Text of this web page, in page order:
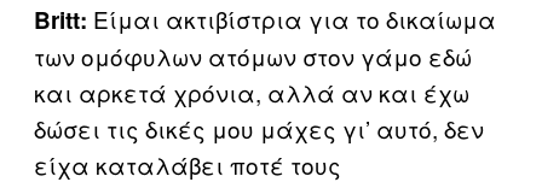
Britt: Είμαι ακτιβίστρια για το δικαίωμα
των ομόφυλων ατόμων στον γάμο εδώ
και αρκετά χρόνια, αλλά αν και έχω
δώσει τις δικές μου μάχες γι’ αυτό, δεν
είχα καταλάβει ποτέ τους